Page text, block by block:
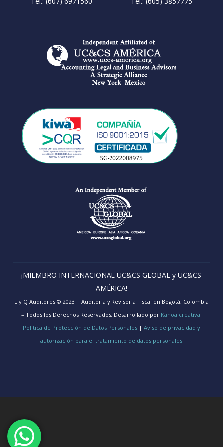
¡MIEMBRO INTERNACIONAL UC&CS GLOBAL y UC&CS
AMÉRICA!
L y Q Auditores © 2023 | Auditoría y Revisoría Fiscal en Bogotá, Colombia
– Todos los Derechos Reservados. Desarrollado por Kanoa creativa.
Política de Protección de Datos Personales| Aviso de privacidad y
autorización para el tratamiento de datos personales